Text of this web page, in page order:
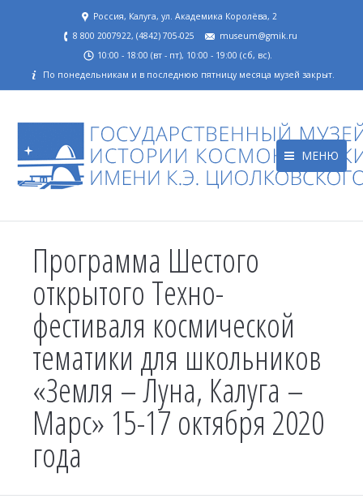
Россия, Калуга, ул. Академика Королёва, 2
8 800 2007922, (4842) 705-025
museum@gmik.ru
10:00 - 18:00 (вт - пт), 10:00 - 19:00 (сб, вс).
По понедельникам и в последнюю пятницу месяца музей закрыт.
МЕНЮ
Программа Шестого
открытого Техно-
фестиваля космической
тематики для школьников
«Земля – Луна, Калуга –
Марс» 15-17 октября 2020
года